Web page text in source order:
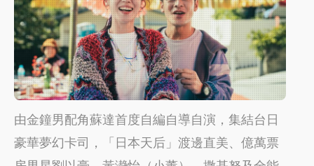
由金鐘男配角蘇達首度自編自導自演，集結台日
豪華夢幻卡司，「日本天后」渡邊直美、億萬票